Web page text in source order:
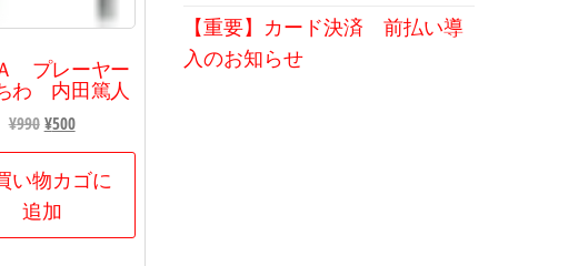
プレーヤー
わ 内田篤人
¥990 元
の
価
格
¥500現
在
の
い物カゴに
追加
【重要】カード決済 前払い導
入のお知らせ